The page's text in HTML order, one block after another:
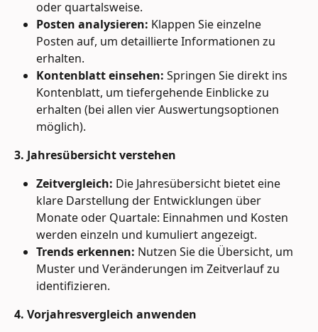
oder quartalsweise.
Posten analysieren: Klappen Sie einzelne
Posten auf, um detaillierte Informationen zu
erhalten.
Kontenblatt einsehen: Springen Sie direkt ins
Kontenblatt, um tiefergehende Einblicke zu
erhalten (bei allen vier Auswertungsoptionen
möglich).
3. Jahresübersicht verstehen
Zeitvergleich: Die Jahresübersicht bietet eine
klare Darstellung der Entwicklungen über
Monate oder Quartale: Einnahmen und Kosten
werden einzeln und kumuliert angezeigt.
Trends erkennen: Nutzen Sie die Übersicht, um
Muster und Veränderungen im Zeitverlauf zu
identifizieren.
4. Vorjahresvergleich anwenden